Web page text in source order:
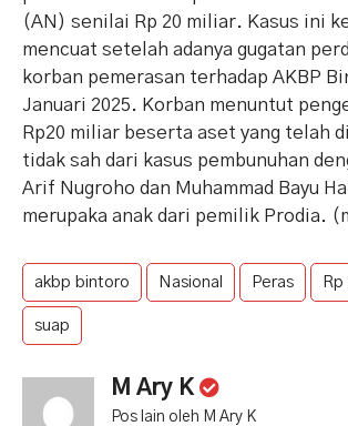
(AN) senilai Rp 20 miliar. Kasus ini
mencuat setelah adanya gugatan
korban pemerasan terhadap AKBP
Januari 2025. Korban menuntut
Rp20 miliar beserta aset yang telah
tidak sah dari kasus pembunuhan
Arif Nugroho dan Muhammad Bayu
merupaka anak dari pemilik Prodia.
akbp bintoro Nasional Peras
suap
M Ary K
Pos lain oleh M Ary K